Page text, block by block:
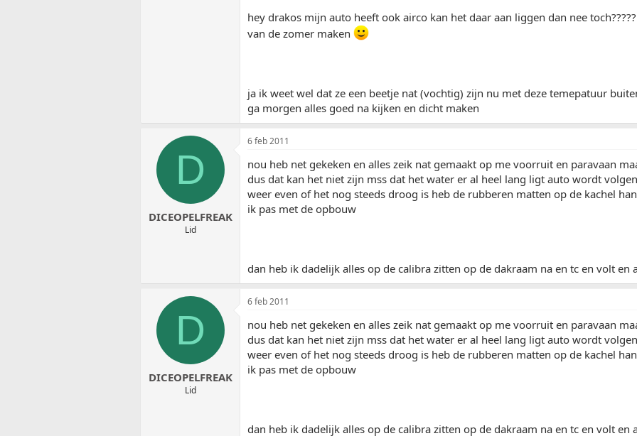
hey drakos mijn auto heeft ook airco kan het daar aan liggen dan nee
van de zomer maken
ja ik weet wel dat ze een beetje nat (vochtig) zijn nu met deze temepatuur
ga morgen alles goed na kijken en dicht maken
D
DICEOPELFREAK
Lid
6 feb 2011
nou heb net gekeken en alles zeik nat gemaakt op me voorruit en paravaan
dus dat kan het niet zijn mss dat het water er al heel lang ligt auto wordt
weer even of het nog steeds droog is heb de rubberen matten op de kachel
ik pas met de opbouw
dan heb ik dadelijk alles op de calibra zitten op de dakraam na en tc en volt en
D
DICEOPELFREAK
Lid
6 feb 2011
nou heb net gekeken en alles zeik nat gemaakt op me voorruit en paravaan
dus dat kan het niet zijn mss dat het water er al heel lang ligt auto wordt
weer even of het nog steeds droog is heb de rubberen matten op de kachel
ik pas met de opbouw
dan heb ik dadelijk alles op de calibra zitten op de dakraam na en tc en volt en